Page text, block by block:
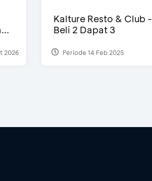
2026
Kalture Resto & Club -
Beli 2 Dapat 3
Periode 14 Feb 2025